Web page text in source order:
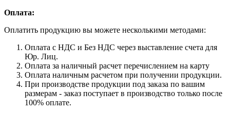
Оплата:
Оплатить продукцию вы можете несколькими методами:
Оплата с НДС и Без НДС через выставление счета для
Юр. Лиц.
Оплата за наличный расчет перечислением на карту
Оплата наличным расчетом при получении продукции.
При производстве продукции под заказа по вашим
размерам - заказ поступает в производство только после
100% оплате.